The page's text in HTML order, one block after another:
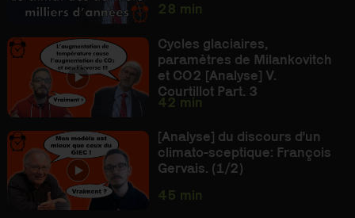
28 min
Cycles glaciaires,
paramètres de Milankovitch
et CO2 [Analyse] V.
Courtillot Part. 3
42 min
[Analyse] du discours d'un
climato-sceptique: François
Gervais. (1/2)
45 min